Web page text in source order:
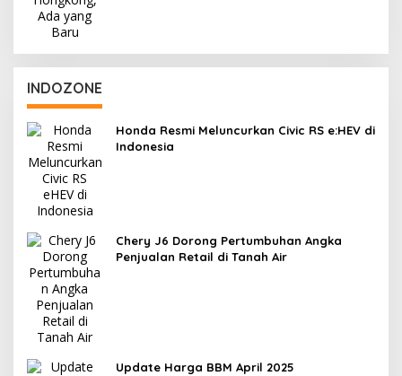
INDOZONE
Honda Resmi Meluncurkan Civic RS e:HEV di
Indonesia
Chery J6 Dorong Pertumbuhan Angka
Penjualan Retail di Tanah Air
Update Harga BBM April 2025